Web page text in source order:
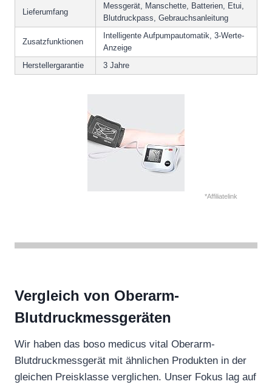
Lieferumfang
Messgerät, Manschette, Batterien, Etui,
Blutdruckpass, Gebrauchsanleitung
Zusatzfunktionen
Intelligente Aufpumpautomatik, 3-Werte-
Anzeige
Herstellergarantie
3 Jahre
*Affiliatelink
Vergleich von Oberarm-
Blutdruckmessgeräten
Wir haben das boso medicus vital Oberarm-
Blutdruckmessgerät mit ähnlichen Produkten in der
gleichen Preisklasse verglichen. Unser Fokus lag auf